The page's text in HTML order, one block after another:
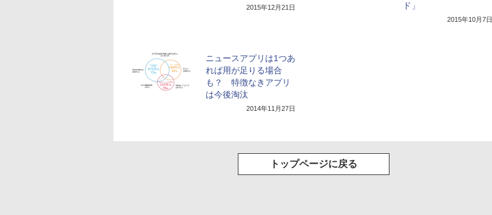
2015年12月21日
ド」
2015年10月7日
ニュースアプリは1つあ
れば用が足りる場合
も？ 特徴なきアプリ
は今後淘汰
2014年11月27日
トップページに戻る